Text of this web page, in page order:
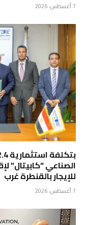
7 أغسطس، 2026
الصناعي “كابيتال”
للإيجار بالقنطرة غرب
7 أغسطس، 2026